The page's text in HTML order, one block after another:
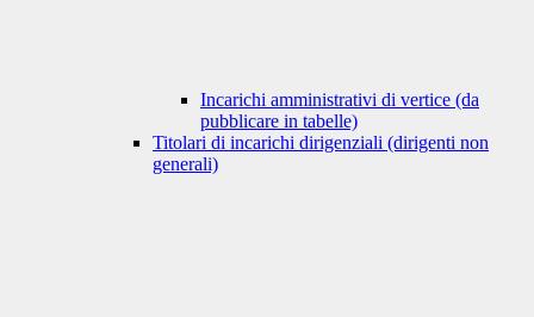
Incarichi amministrativi di vertice (da
pubblicare in tabelle)
Titolari di incarichi dirigenziali (dirigenti non
generali)